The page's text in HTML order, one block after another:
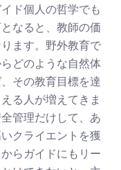
ド個人の哲学でも
なると、教師の価
ます。野外教育で
どのような自然体
その教育目標を達
る人が増えてきま
管理だけして、あ
クライエントを獲
らガイドにもリー